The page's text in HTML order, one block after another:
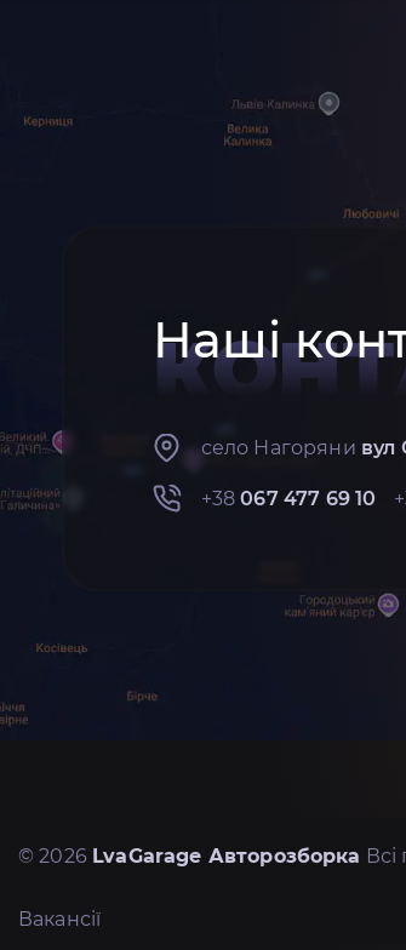
Наші
село Нагоряни вул
+38067 477 69 10
© 2026 LvaGarage Авторозборка
Вакансії